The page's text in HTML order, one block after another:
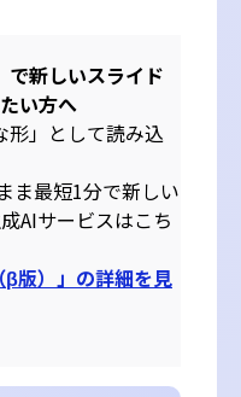
で新しいスライド
い方へ
形」として読み込
ま最短1分で新しい
AIサービスはこち
版）」の詳細を見